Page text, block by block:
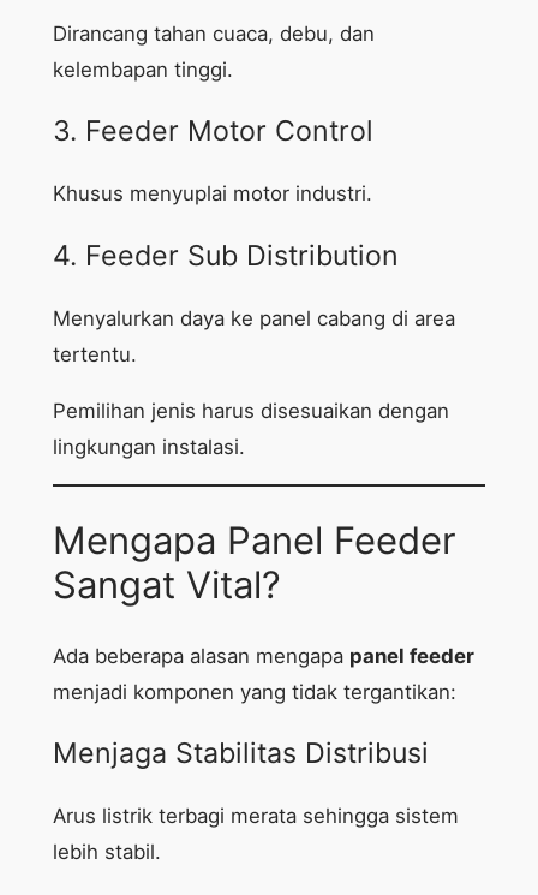
Dirancang tahan cuaca, debu, dan
kelembapan tinggi.
3. Feeder Motor Control
Khusus menyuplai motor industri.
4. Feeder Sub Distribution
Menyalurkan daya ke panel cabang di area
tertentu.
Pemilihan jenis harus disesuaikan dengan
lingkungan instalasi.
Mengapa Panel Feeder
Sangat Vital?
Ada beberapa alasan mengapa panel feeder
menjadi komponen yang tidak tergantikan:
Menjaga Stabilitas Distribusi
Arus listrik terbagi merata sehingga sistem
lebih stabil.